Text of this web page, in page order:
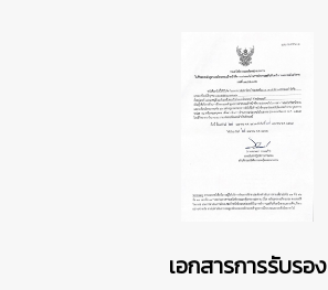
เอกสารการรับรอง